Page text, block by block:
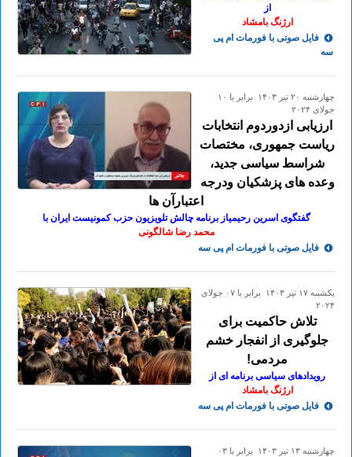
از
ارژنگ بامشاد
فایل صوتی با فورمات ام پی
سه
چهارشنبه ۲۰ تير ۱۴۰۳ برابر با ۱۰
جولای ۲۰۲۴
ارزیابی ازدوردوم انتخابات
ریاست جمهوری، مختصات
شراسط سیاسی جدید،
وعده های پزشکیان ودرجه
اعتبارآن ها
گفتگوی اسرین رحیمیاز برنامه چالش تلویزیون حزب کمونیست ایران با
محمد رضا شالگونی
فایل صوتی با فورمات ام پی سه
يكشنبه ۱۷ تير ۱۴۰۳ برابر با ۰۷ جولای
۲۰۲۴
تلاش حاکمیت برای
جلوگیری از انفجار خشم
مردمی!
رویدادهای سیاسی برنامه ای از
ارژنگ بامشاد
فایل صوتی با فورمات ام پی سه
چهارشنبه ۱۳ تير ۱۴۰۳ برابر با ۰۳